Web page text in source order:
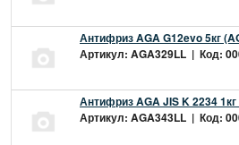
Антифриз AGA G12evo 5кг
Артикул: AGA329LL | Код:
Антифриз AGA JIS K 2234
Артикул: AGA343LL | Код: